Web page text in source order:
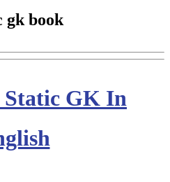
gk book
Static GK In